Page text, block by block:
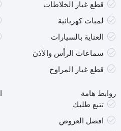
قطع غيار الخلاطات
لمبات كهربائية
العناية بالسيارات
سماعات الرأس والأذن
قطع غيار المراوح
روابط هامة
تتبع طلبك
افضل العروض